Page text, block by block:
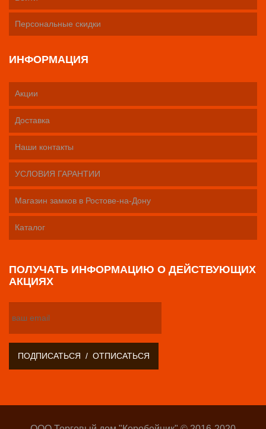
Персональные скидки
ИНФОРМАЦИЯ
Акции
Доставка
Наши контакты
УСЛОВИЯ ГАРАНТИИ
Магазин замков в Ростове-на-Дону
Каталог
ПОЛУЧАТЬ ИНФОРМАЦИЮ О ДЕЙСТВУЮЩИХ
АКЦИЯХ